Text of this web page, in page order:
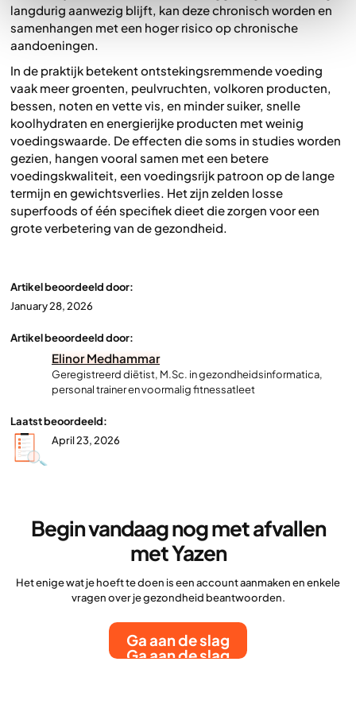
langdurig aanwezig blijft, kan deze chronisch worden en
samenhangen met een hoger risico op chronische
aandoeningen.
In de praktijk betekent ontstekingsremmende voeding
vaak meer groenten, peulvruchten, volkoren producten,
bessen, noten en vette vis, en minder suiker, snelle
koolhydraten en energierijke producten met weinig
voedingswaarde. De effecten die soms in studies worden
gezien, hangen vooral samen met een betere
voedingskwaliteit, een voedingsrijk patroon op de lange
termijn en gewichtsverlies. Het zijn zelden losse
superfoods of één specifiek dieet die zorgen voor een
grote verbetering van de gezondheid.
Artikel beoordeeld door:
January 28, 2026
Artikel beoordeeld door:
Elinor Medhammar
Geregistreerd diëtist, M.Sc. in gezondheidsinformatica,
personal trainer en voormalig fitnessatleet
Laatst beoordeeld:
April 23, 2026
Begin vandaag nog met afvallen
met Yazen
Het enige wat je hoeft te doen is een account aanmaken en enkele
vragen over je gezondheid beantwoorden.
Ga aan de slag
Ga aan de slag